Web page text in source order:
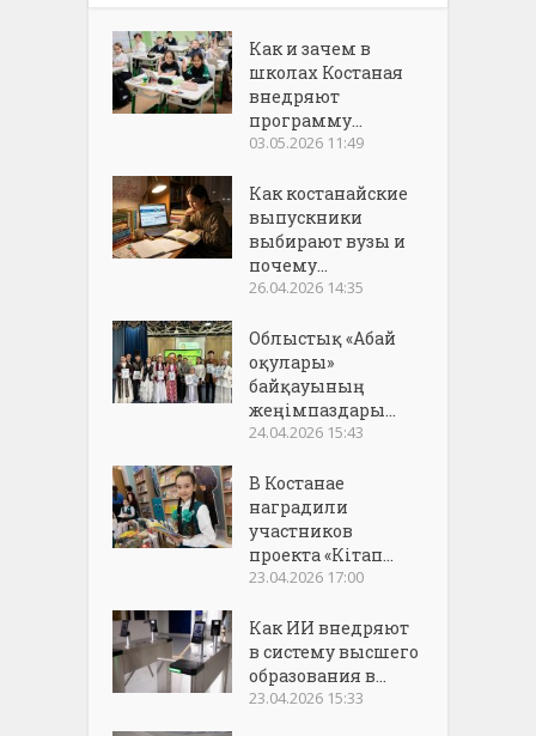
Как и зачем в
школах Костаная
внедряют
программу...
03.05.2026 11:49
Как костанайские
выпускники
выбирают вузы и
почему...
26.04.2026 14:35
Облыстық «Абай
оқулары»
байқауының
жеңімпаздары...
24.04.2026 15:43
В Костанае
наградили
участников
проекта «Кітап...
23.04.2026 17:00
Как ИИ внедряют
в систему высшего
образования в...
23.04.2026 15:33